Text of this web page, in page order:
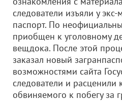
следователи изъяли у
паспорт. По
приобщен к уголовному
вещдока. После этой
заказал новый
возможностями сайта
следователи и расценили
обвиняемого к побегу за